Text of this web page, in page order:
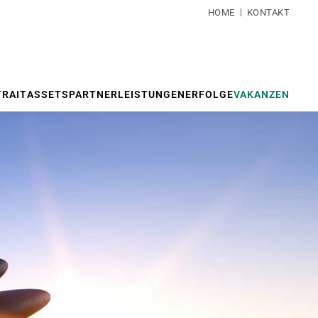
HOME KONTAKT
ASSETSPARTNERLEISTUNGENERFOLGEVAKANZEN